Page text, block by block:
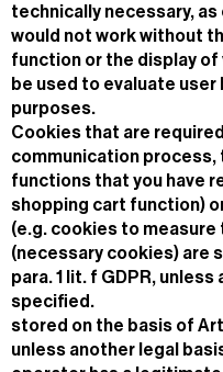
technically necessary,
would not work without
function or the display
be used to evaluate
purposes.
Cookies that are
communication
functions that you have
shopping cart function)
(e.g. cookies to measure
(necessary cookies) are
para. 1 lit. f GDPR,
specified.
stored on the basis of
unless another legal